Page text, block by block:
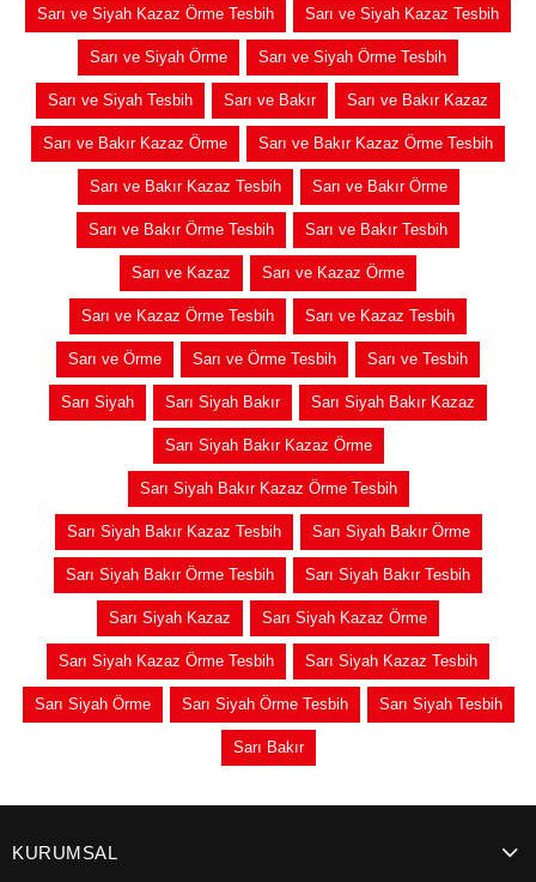
Sarı ve Siyah Kazaz Örme Tesbih Sarı ve Siyah Kazaz Tesbih
Sarı ve Siyah Örme Sarı ve Siyah Örme Tesbih
Sarı ve Siyah Tesbih Sarı ve Bakır Sarı ve Bakır Kazaz
Sarı ve Bakır Kazaz Örme Sarı ve Bakır Kazaz Örme Tesbih
Sarı ve Bakır Kazaz Tesbih Sarı ve Bakır Örme
Sarı ve Bakır Örme Tesbih Sarı ve Bakır Tesbih
Sarı ve Kazaz Sarı ve Kazaz Örme
Sarı ve Kazaz Örme Tesbih Sarı ve Kazaz Tesbih
Sarı ve Örme Sarı ve Örme Tesbih Sarı ve Tesbih
Sarı Siyah Sarı Siyah Bakır Sarı Siyah Bakır Kazaz
Sarı Siyah Bakır Kazaz Örme
Sarı Siyah Bakır Kazaz Örme Tesbih
Sarı Siyah Bakır Kazaz Tesbih Sarı Siyah Bakır Örme
Sarı Siyah Bakır Örme Tesbih Sarı Siyah Bakır Tesbih
Sarı Siyah Kazaz Sarı Siyah Kazaz Örme
Sarı Siyah Kazaz Örme Tesbih Sarı Siyah Kazaz Tesbih
Sarı Siyah Örme Sarı Siyah Örme Tesbih Sarı Siyah Tesbih
Sarı Bakır
KURUMSAL